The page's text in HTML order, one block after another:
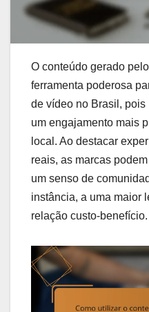
O conteúdo gerado
ferramenta poderosa
de vídeo no Brasil,
um engajamento mais
local. Ao destacar
reais, as marcas
um senso de
instância, a uma maior
relação custo-benefício.